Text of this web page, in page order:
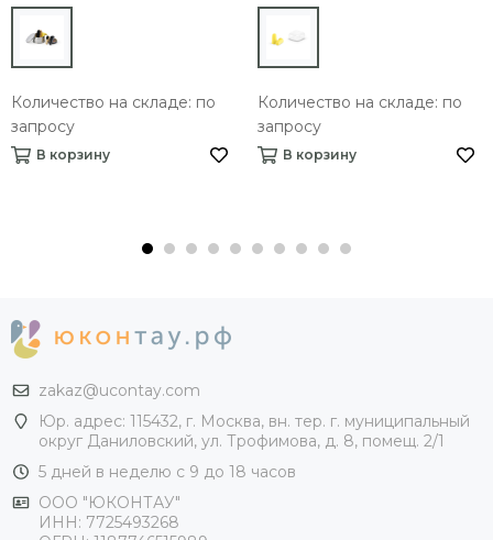
Количество на складе: по
запросу
В корзину
Количество на складе: по
запросу
В корзину
zakaz@ucontay.com
Юр. адрес: 115432, г. Москва, вн. тер. г. муниципальный
округ Даниловский, ул. Трофимова, д. 8, помещ. 2/1
5 дней в неделю с 9 до 18 часов
ООО "ЮКОНТАУ"
ИНН: 7725493268